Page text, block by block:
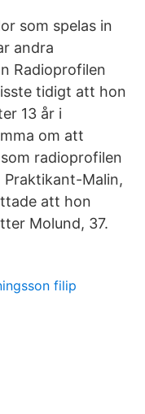
som spelas in
andra
Radioprofilen
tidigt att hon
13 år i
om att
radioprofilen
Praktikant-Malin,
att hon
Molund, 37.
filip